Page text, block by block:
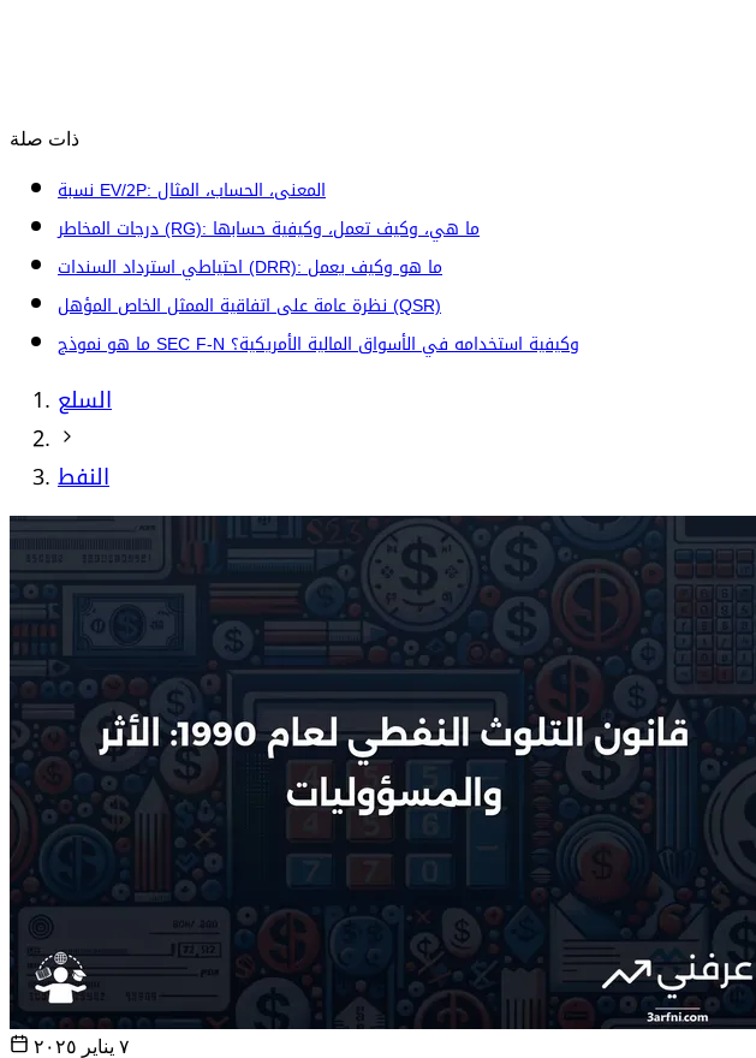
ذات صلة
نسبة EV/2P: المعنى، الحساب، المثال
درجات المخاطر (RG): ما هي، وكيف تعمل، وكيفية حسابها
احتياطي استرداد السندات (DRR): ما هو وكيف يعمل
نظرة عامة على اتفاقية الممثل الخاص المؤهل (QSR)
ما هو نموذج SEC F-N وكيفية استخدامه في الأسواق المالية الأمريكية؟
السلع
النفط
٧ يناير ٢٠٢٥